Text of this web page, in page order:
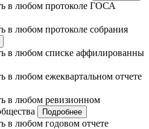
в любом протоколе ГОСА
в любом протоколе собрания
в любом списке аффилированны
в любом ежеквартальном отчете
в любом ревизионном
Подробнее
в любом годовом отчете